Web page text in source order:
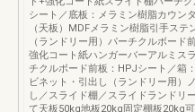
シート／底板：メラミン樹脂カウン
（天板）MDFメラミン樹脂引手ステ
（ランドリー用）パーチクルボード
強化コート紙ハンガーバーアルミス
チクルボード前板：HPJシート／箱
ビネット・引出し（ランドリー用）
し／スライド棚／スライドランドリ
て天板50kg地板20kg固定棚板20kg